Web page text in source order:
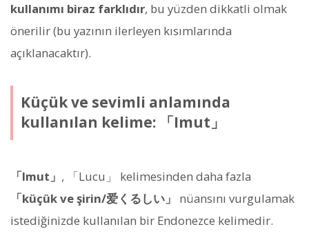
kullanımı biraz farklıdır, bu yüzden dikkatli olmak
önerilir (bu yazının ilerleyen kısımlarında
açıklanacaktır).
Küçük ve sevimli anlamında
kullanılan kelime: 「Imut」
「Imut」 , 「Lucu」 kelimesinden daha fazla
「küçük ve şirin/爱くるしい」
nüansını vurgulamak
istediğinizde kullanılan bir Endonezce kelimedir.